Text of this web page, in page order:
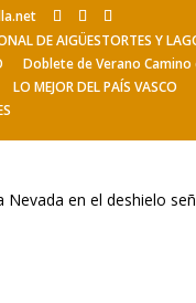
DE AIGÜESTORTES Y
Doblete de Verano
LO MEJOR DEL PAÍS VASCO
Nevada en el deshielo